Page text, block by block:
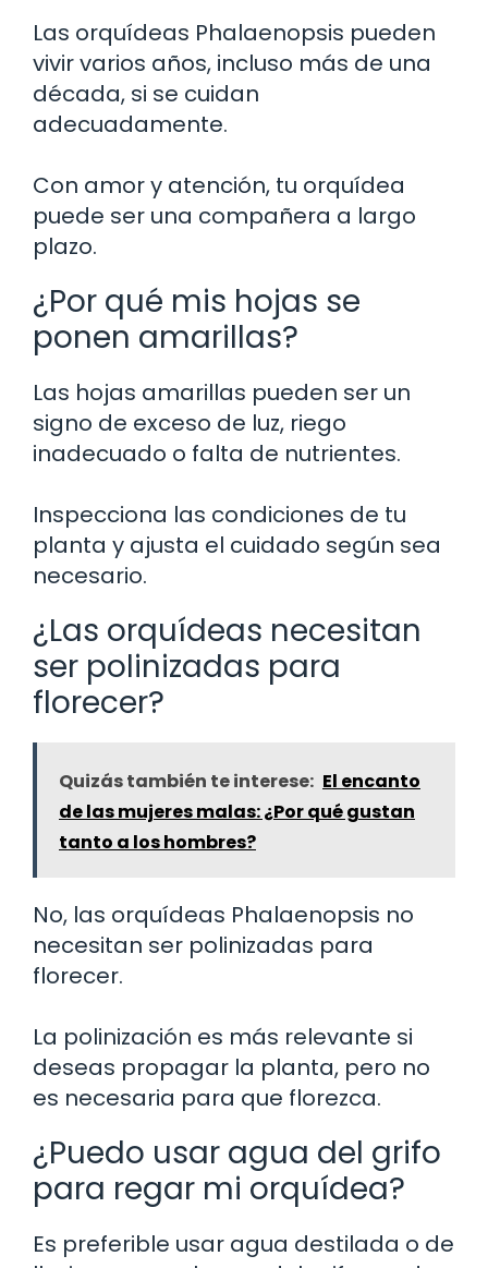
Las orquídeas Phalaenopsis pueden
vivir varios años, incluso más de una
década, si se cuidan
adecuadamente.
Con amor y atención, tu orquídea
puede ser una compañera a largo
plazo.
¿Por qué mis hojas se
ponen amarillas?
Las hojas amarillas pueden ser un
signo de exceso de luz, riego
inadecuado o falta de nutrientes.
Inspecciona las condiciones de tu
planta y ajusta el cuidado según sea
necesario.
¿Las orquídeas necesitan
ser polinizadas para
florecer?
Quizás también te interese: El encanto
de las mujeres malas: ¿Por qué gustan
tanto a los hombres?
No, las orquídeas Phalaenopsis no
necesitan ser polinizadas para
florecer.
La polinización es más relevante si
deseas propagar la planta, pero no
es necesaria para que florezca.
¿Puedo usar agua del grifo
para regar mi orquídea?
Es preferible usar agua destilada o de